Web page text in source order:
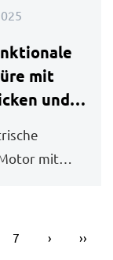
mit
und
7 › ››